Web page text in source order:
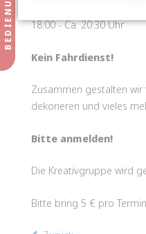
18:00 - Ca. 20:30 Uhr
Kein Fahrdienst!
Zusammen gestalten wir
dekorieren und vieles
Bitte anmelden!
Die Kreativgruppe wird
Bitte bring 5 € pro